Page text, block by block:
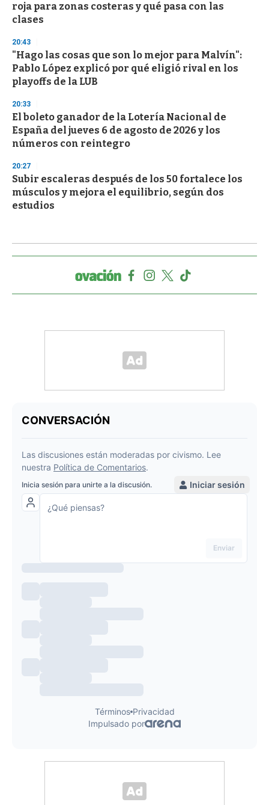
roja para zonas costeras y qué pasa con las
clases
20:43
"Hago las cosas que son lo mejor para Malvín":
Pablo López explicó por qué eligió rival en los
playoffs de la LUB
20:33
El boleto ganador de la Lotería Nacional de
España del jueves 6 de agosto de 2026 y los
números con reintegro
20:27
Subir escaleras después de los 50 fortalece los
músculos y mejora el equilibrio, según dos
estudios